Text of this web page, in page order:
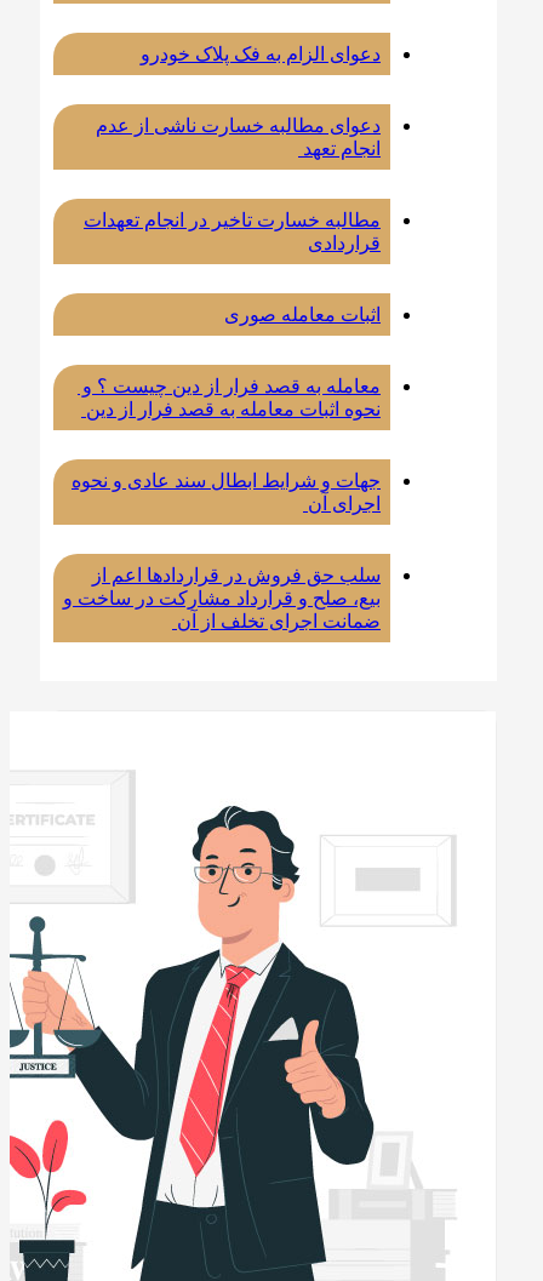
دعوای الزام به فک پلاک خودرو
دعوای مطالبه خسارت ناشی از عدم
انجام تعهد
مطالبه خسارت تاخیر در انجام تعهدات
قراردادی
اثبات معامله صوری
معامله به قصد فرار از دین چیست ؟ و
نحوه اثبات معامله به قصد فرار از دین
جهات و شرایط ابطال سند عادی و نحوه
اجرای آن
سلب حق فروش در قراردادها اعم از
بیع، صلح و قرارداد مشارکت در ساخت و
ضمانت اجرای تخلف از آن